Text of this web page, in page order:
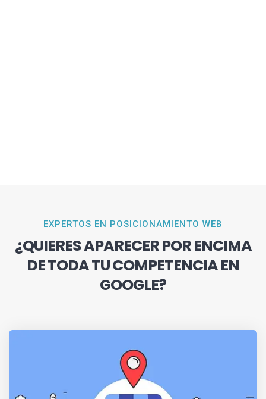
EXPERTOS EN POSICIONAMIENTO WEB
¿QUIERES APARECER POR ENCIMA
DE TODA TU COMPETENCIA EN
GOOGLE?